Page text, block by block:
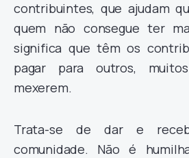
contribuintes, que ajudam
quem não consegue ter
significa que têm os
pagar para outros,
mexerem.
Trata-se de dar e
comunidade. Não é